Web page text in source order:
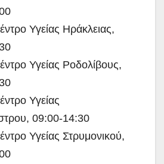
Υγείας Ηράκλειας,
Υγείας Ροδολίβους,
Υγείας
09:00-14:30
Υγείας Στρυμονικού,